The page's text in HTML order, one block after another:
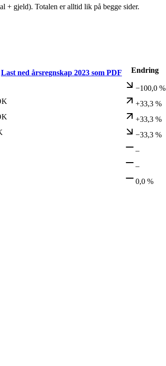
+ gjeld). Totalen er alltid lik på begge sider.
Last ned årsregnskap 2023 som PDF Endring
−100,0 %
+33,3 %
+33,3 %
−33,3 %
–
–
0,0 %